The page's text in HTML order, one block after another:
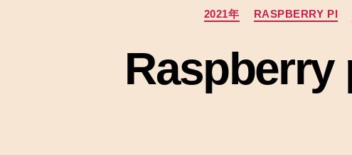
2021年 RASPBERRY PI
Raspberry